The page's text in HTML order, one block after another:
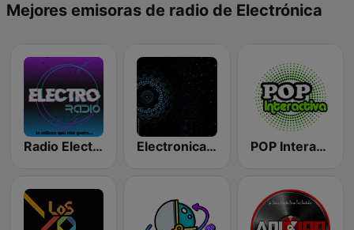
Mejores emisoras de radio de Electrónica
Radio Electro México Electronica Radio FM POP Interactiva